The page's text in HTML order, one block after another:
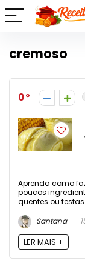
cremoso
0
Aprenda como
poucos
quentes ou
Santana
LER MAIS +